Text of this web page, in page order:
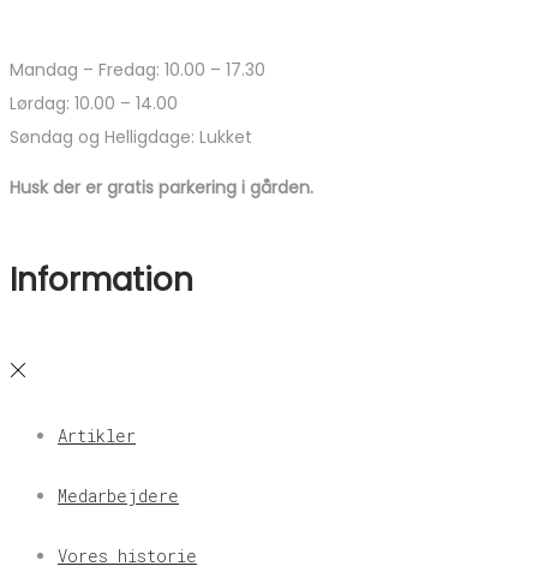
Mandag – Fredag: 10.00 – 17.30
Lørdag: 10.00 – 14.00
Søndag og Helligdage: Lukket
Husk der er gratis parkering i gården.
Information
Artikler
Medarbejdere
Vores historie